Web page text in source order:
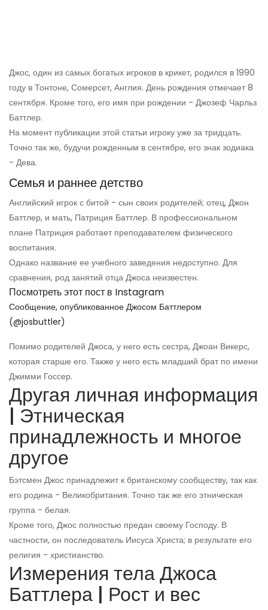
Джос, один из самых богатых игроков в крикет, родился в 1990
году в Тонтоне, Сомерсет, Англия. День рождения отмечает 8
сентября. Кроме того, его имя при рождении - Джозеф Чарльз
Баттлер.
На момент публикации этой статьи игроку уже за тридцать.
Точно так же, будучи рожденным в сентябре, его знак зодиака
- Дева.
Семья и раннее детство
Английский игрок с битой - сын своих родителей; отец, Джон
Баттлер, и мать, Патриция Баттлер. В профессиональном
плане Патриция работает преподавателем физического
воспитания.
Однако название ее учебного заведения недоступно. Для
сравнения, род занятий отца Джоса неизвестен.
Посмотреть этот пост в Instagram
Сообщение, опубликованное Джосом Баттлером
(@josbuttler)
Помимо родителей Джоса, у него есть сестра, Джоан Викерс,
которая старше его. Также у него есть младший брат по имени
Джимми Госсер.
Другая личная информация
| Этническая
принадлежность и многое
другое
Бэтсмен Джос принадлежит к британскому сообществу, так как
его родина - Великобритания. Точно так же его этническая
группа - белая.
Кроме того, Джос полностью предан своему Господу. В
частности, он последователь Иисуса Христа; в результате его
религия - христианство.
Измерения тела Джоса
Баттлера | Рост и вес